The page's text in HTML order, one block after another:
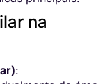
na
: